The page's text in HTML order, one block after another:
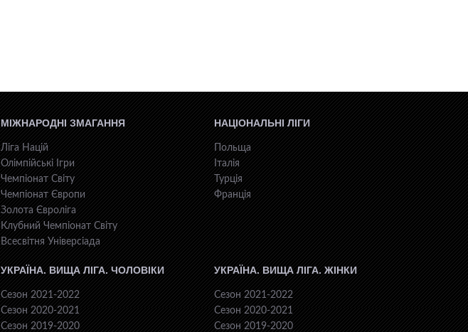
МІЖНАРОДНІ ЗМАГАННЯ
Ліга Націй
Олімпійські Ігри
Чемпіонат Світу
Чемпіонат Європи
Золота Євроліга
Клубний Чемпіонат Світу
Всесвiтня Унiверсiaда
НАЦІОНАЛЬНІ ЛІГИ
Польща
Італія
Турція
Франція
УКРАЇНА. ВИЩА ЛІГА. ЧОЛОВІКИ
Сезон 2021-2022
Сезон 2020-2021
Сезон 2019-2020
УКРАЇНА. ВИЩА ЛІГА. ЖІНКИ
Сезон 2021-2022
Сезон 2020-2021
Сезон 2019-2020